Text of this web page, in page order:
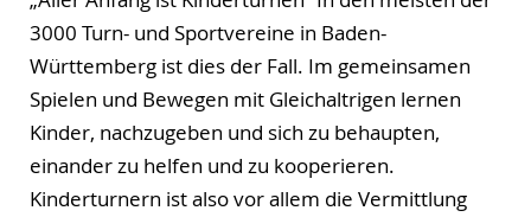
3000 Turn- und Sportvereine in Baden-
Württemberg ist dies der Fall. Im gemeinsamen
Spielen und Bewegen mit Gleichaltrigen lernen
Kinder, nachzugeben und sich zu behaupten,
einander zu helfen und zu kooperieren.
Kinderturnern ist also vor allem die Vermittlung